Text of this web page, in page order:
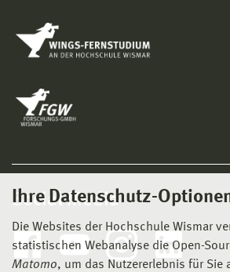
Ihre Datenschutz-
Die Websites der Hochschule Wismar
statistischen Webanalyse die Open-
Matomo, um das Nutzererlebnis für Sie
Social Media